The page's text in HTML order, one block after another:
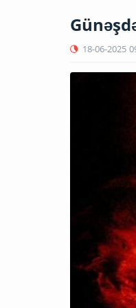
18-06-2025